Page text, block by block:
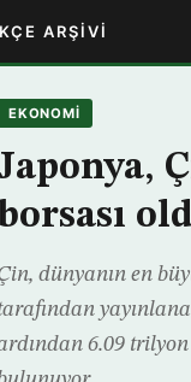
ARŞIVI
EKONOMİ
borsası
dünyanın en
6.09 trilyon